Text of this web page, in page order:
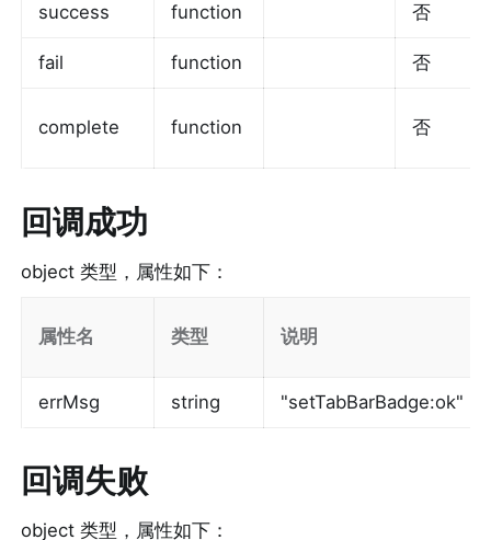
success function 否
fail function 否
complete function 否
回调成功
object 类型，属性如下：
属性名 类型 说明
errMsg string "setTabBarBadge:ok"
回调失败
object 类型，属性如下：